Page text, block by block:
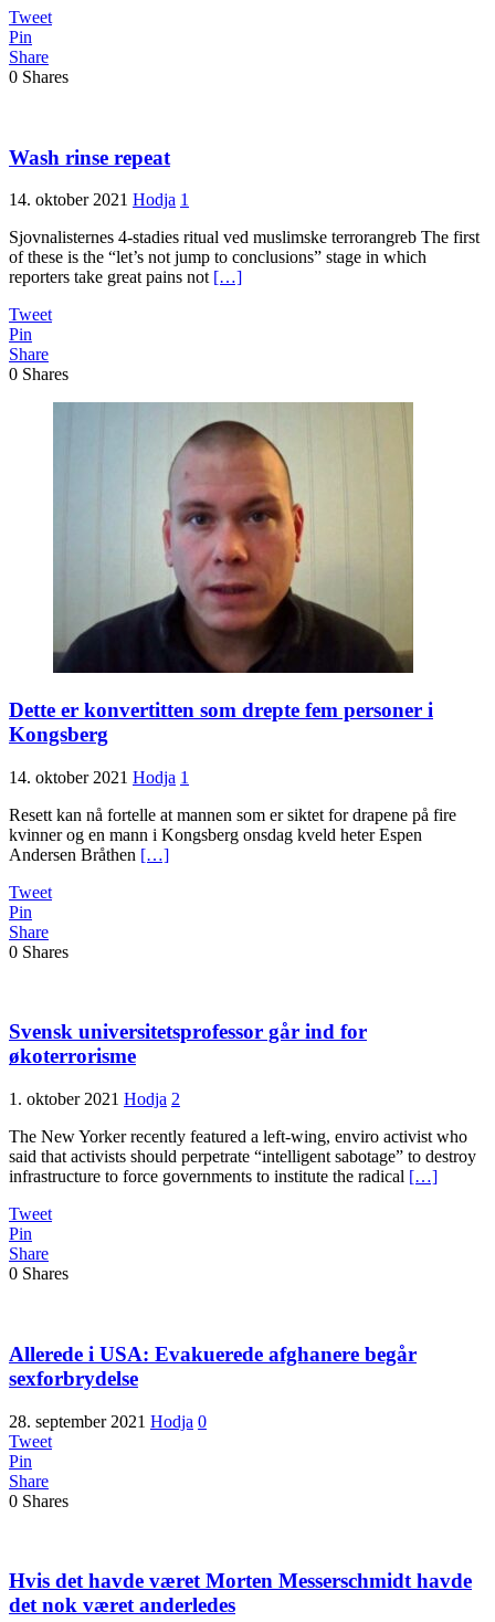
Tweet
Pin
Share
0 Shares
Wash rinse repeat
14. oktober 2021 Hodja 1
Sjovnalisternes 4-stadies ritual ved muslimske terrorangreb The first
of these is the “let’s not jump to conclusions” stage in which
reporters take great pains not […]
Tweet
Pin
Share
0 Shares
Dette er konvertitten som drepte fem personer i
Kongsberg
14. oktober 2021 Hodja 1
Resett kan nå fortelle at mannen som er siktet for drapene på fire
kvinner og en mann i Kongsberg onsdag kveld heter Espen
Andersen Bråthen […]
Tweet
Pin
Share
0 Shares
Svensk universitetsprofessor går ind for
økoterrorisme
1. oktober 2021 Hodja 2
The New Yorker recently featured a left-wing, enviro activist who
said that activists should perpetrate “intelligent sabotage” to destroy
infrastructure to force governments to institute the radical […]
Tweet
Pin
Share
0 Shares
Allerede i USA: Evakuerede afghanere begår
sexforbrydelse
28. september 2021 Hodja 0
Tweet
Pin
Share
0 Shares
Hvis det havde været Morten Messerschmidt havde
det nok været anderledes